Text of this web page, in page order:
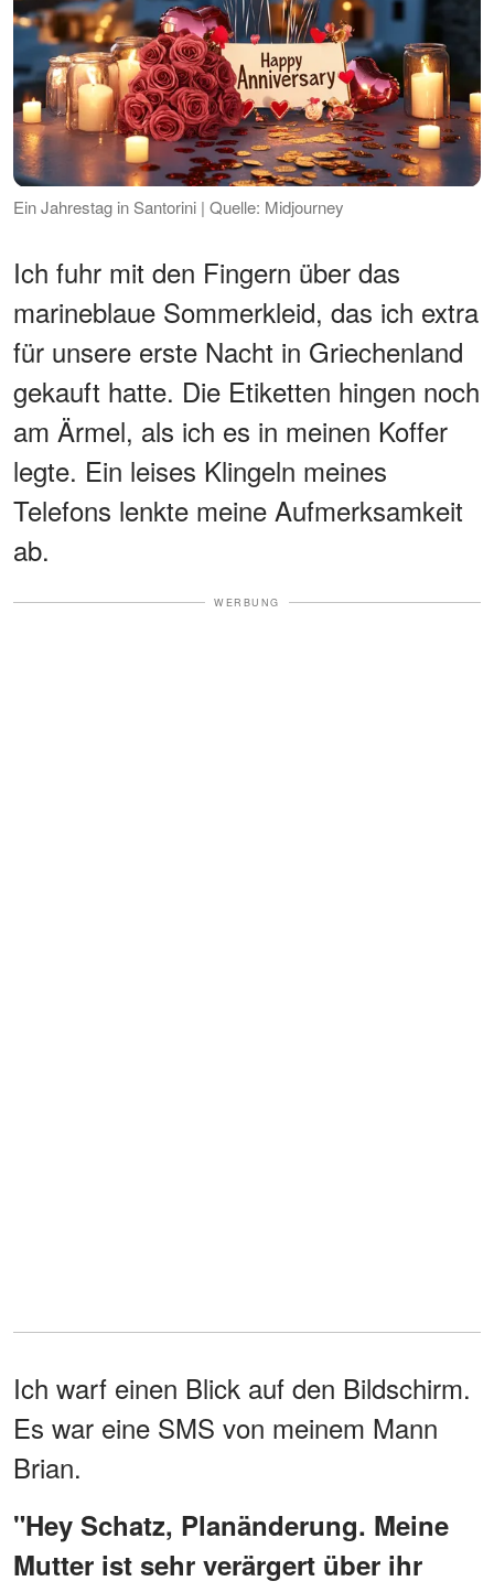
Ein Jahrestag in Santorini | Quelle: Midjourney
Ich fuhr mit den Fingern über das
marineblaue Sommerkleid, das ich extra
für unsere erste Nacht in Griechenland
gekauft hatte. Die Etiketten hingen noch
am Ärmel, als ich es in meinen Koffer
legte. Ein leises Klingeln meines
Telefons lenkte meine Aufmerksamkeit
ab.
WERBUNG
Ich warf einen Blick auf den Bildschirm.
Es war eine SMS von meinem Mann
Brian.
"Hey Schatz, Planänderung. Meine
Mutter ist sehr verärgert über ihr